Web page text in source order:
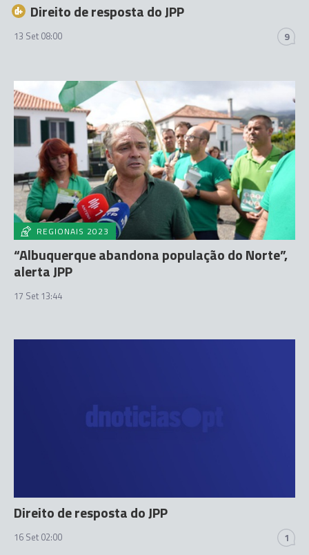
Direito de resposta do JPP
13 Set 08:00 9
REGIONAIS 2023
“Albuquerque abandona população do Norte”,
alerta JPP
17 Set 13:44
Direito de resposta do JPP
16 Set 02:00 1